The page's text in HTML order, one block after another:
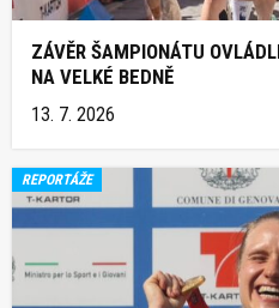
ZÁVĚR ŠAMPIONÁTU
NA VELKÉ BEDNĚ
13. 7. 2026
REPORTÁŽE